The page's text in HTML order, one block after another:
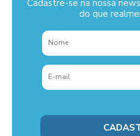
Cadastre-se na nossa
do que